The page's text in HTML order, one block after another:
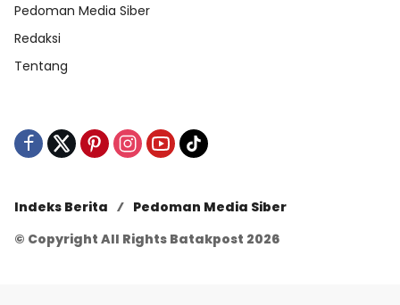
Pedoman Media Siber
Redaksi
Tentang
Indeks Berita
Pedoman Media Siber
© Copyright All Rights Batakpost 2026